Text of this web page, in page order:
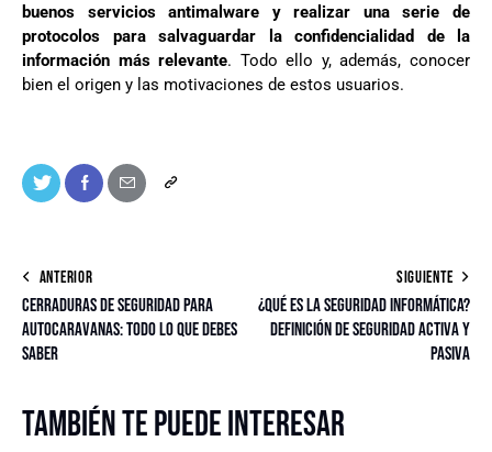
buenos servicios antimalware yrealizar una serie de
protocolos para salvaguardar la confidencialidad de la
información más relevante. Todo ello y, además, conocer
bien el origen y las motivaciones de estos usuarios.
ANTERIOR
Cerraduras de seguridad para
autocaravanas: todo lo que debes
saber
SIGUIENTE
¿Qué es la seguridad informática?
Definición de seguridad activa y
pasiva
También te puede interesar